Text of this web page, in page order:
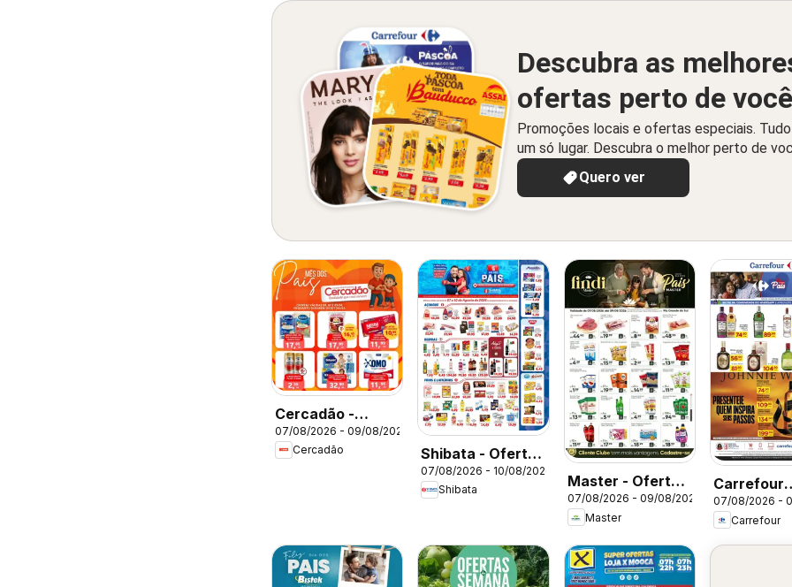
Descubra as
ofertas perto de você
Promoções locais e ofertas especiais.
um só lugar. Descubra o melhor perto de
Quero ver
Cercadão -
Ofertas da
semana
07/08/2026 - 09/08/2026
Cercadão
Shibata - Ofertas
da semana
07/08/2026 - 10/08/2026
Shibata
Master - Ofertas
da semana
07/08/2026 - 09/08/2026
Master
Carrefour
ofertas
07/08/2026 -
Carrefour